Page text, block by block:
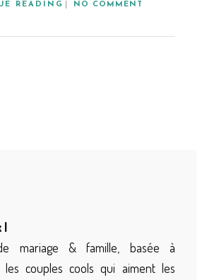
READING NO COMMENT
|
mariage & famille, basée à
les couples cools qui aiment les